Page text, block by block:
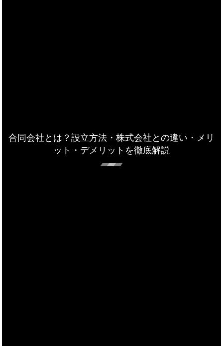
合同会社とは？設立方法・株式会社との違い・メリ
ット・デメリットを徹底解説